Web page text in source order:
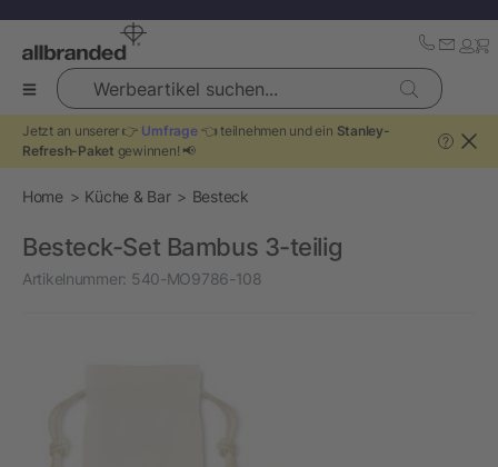
Werbeartikel suchen...
Jetzt an unserer 👉 Umfrage👈 teilnehmen und ein Stanley-
Refresh-Paket gewinnen! 📢
?
Home Küche & Bar Besteck
Besteck-Set Bambus 3-teilig
Artikelnummer: 540-MO9786-108